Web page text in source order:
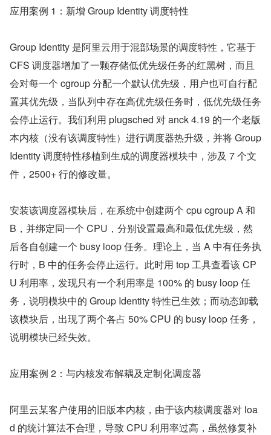
应用案例 1：新增 Group Identity 调度特性
Group Identity 是阿里云用于混部场景的调度特性，它基于
CFS 调度器增加了一颗存储低优先级任务的红黑树，而且
会对每一个 cgroup 分配一个默认优先级，用户也可自行配
置其优先级，当队列中存在高优先级任务时，低优先级任务
会停止运行。我们利用 plugsched 对 anck 4.19 的一个老版
本内核（没有该调度特性）进行调度器热升级，并将 Group
Identity 调度特性移植到生成的调度器模块中，涉及 7 个文
件，2500+ 行的修改量。
安装该调度器模块后，在系统中创建两个 cpu cgroup A 和
B，并绑定同一个 CPU，分别设置最高和最低优先级，然
后各自创建一个 busy loop 任务。理论上，当 A 中有任务执
行时，B 中的任务会停止运行。此时用 top 工具查看该 CP
U 利用率，发现只有一个利用率是 100% 的 busy loop 任
务，说明模块中的 Group Identity 特性已生效；而动态卸载
该模块后，出现了两个各占 50% CPU 的 busy loop 任务，
说明模块已经失效。
应用案例 2：与内核发布解耦及定制化调度器
阿里云某客户使用的旧版本内核，由于该内核调度器对 loa
d 的统计算法不合理，导致 CPU 利用率过高，虽然修复补